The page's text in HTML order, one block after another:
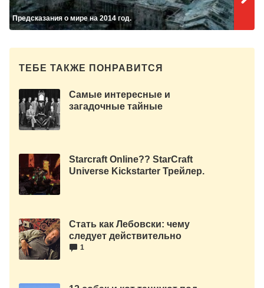
Предсказания о мире на 2014 год.
ТЕБЕ ТАКЖЕ ПОНРАВИТСЯ
Самые интересные и
загадочные тайные
Starcraft Online?? StarCraft
Universe Kickstarter Трейлер.
Стать как Лебовски: чему
следует действительно
научится у чувака.
1